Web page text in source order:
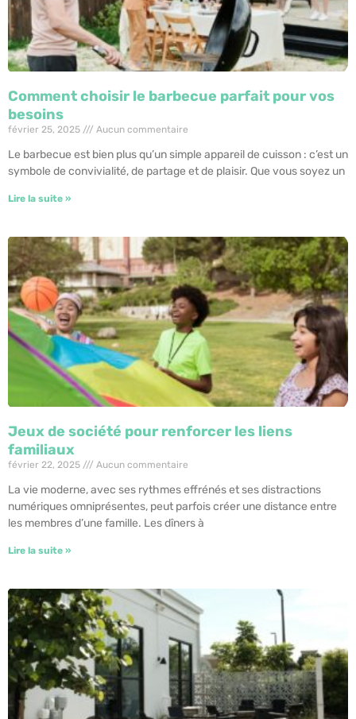
Comment choisir le barbecue parfait pour vos
besoins
février 25, 2025 Aucun commentaire
Le barbecue est bien plus qu’un simple appareil de cuisson : c’est un
symbole de convivialité, de partage et de plaisir. Que vous soyez un
Lire la suite »
Jeux de société pour renforcer les liens
familiaux
février 22, 2025 Aucun commentaire
La vie moderne, avec ses rythmes effrénés et ses distractions
numériques omniprésentes, peut parfois créer une distance entre
les membres d’une famille. Les dîners à
Lire la suite »